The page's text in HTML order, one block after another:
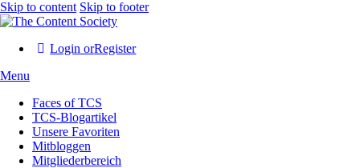
Skip to content Skip to footer
Login orRegister
Menu
Faces of TCS
TCS-Blogartikel
Unsere Favoriten
Mitbloggen
Mitgliederbereich